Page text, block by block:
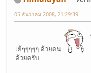
05 ธันวาคม 2008, 21:29:39
เย้ๆๆๆๆๆ ด้วยคน
ด้วยครับ